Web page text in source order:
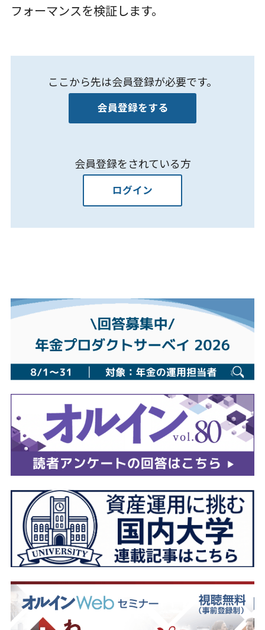
フォーマンスを検証します。
ここから先は会員登録が必要です。
会員登録をする
会員登録をされている方
ログイン